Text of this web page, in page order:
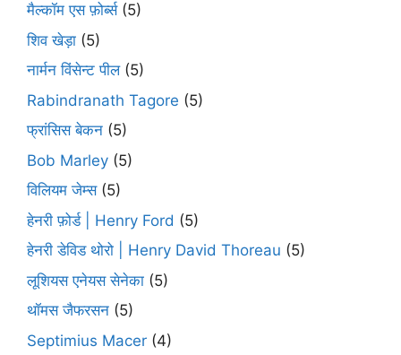
मैल्कॉम एस फ़ोर्ब्स(5)
शिव खेड़ा (5)
नार्मन विंसेन्ट पील(5)
Rabindranath Tagore (5)
फ्रांसिस बेकन (5)
Bob Marley (5)
विलियम जेम्स(5)
हेनरी फ़ोर्ड | Henry Ford (5)
हेनरी डेविड थोरो | Henry David Thoreau (5)
लूशियस एनेयस सेनेका (5)
थॉमस जैफरसन (5)
Septimius Macer (4)